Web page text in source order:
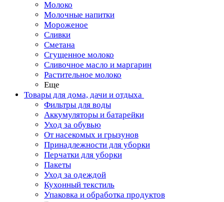
Молоко
Молочные напитки
Мороженое
Сливки
Сметана
Сгущенное молоко
Сливочное масло и маргарин
Растительное молоко
Еще
Товары для дома, дачи и отдыха
Фильтры для воды
Аккумуляторы и батарейки
Уход за обувью
От насекомых и грызунов
Принадлежности для уборки
Перчатки для уборки
Пакеты
Уход за одеждой
Кухонный текстиль
Упаковка и обработка продуктов